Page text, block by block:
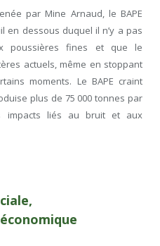
par Mine Arnaud, le BAPE
en dessous duquel il n’y a pas
poussières fines et que le
actuels, même en stoppant
moments. Le BAPE craint
plus de 75 000 tonnes par
impacts liés au bruit et aux